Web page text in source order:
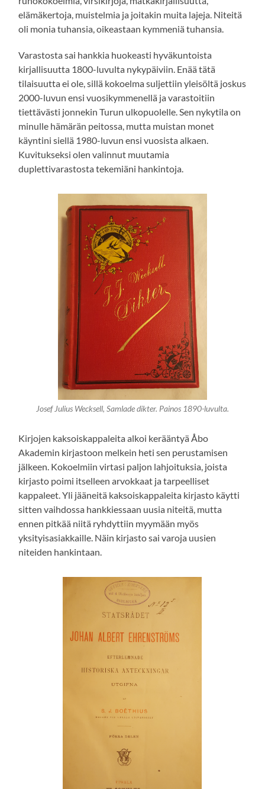
elämäkertoja, muistelmia ja joitakin muita lajeja. Niteitä
oli monia tuhansia, oikeastaan kymmeniä tuhansia.
Varastosta sai hankkia huokeasti hyväkuntoista
kirjallisuutta 1800-luvulta nykypäiviin. Enää tätä
tilaisuutta ei ole, sillä kokoelma suljettiin yleisöltä joskus
2000-luvun ensi vuosikymmenellä ja varastoitiin
tiettävästi jonnekin Turun ulkopuolelle. Sen nykytila on
minulle hämärän peitossa, mutta muistan monet
käyntini siellä 1980-luvun ensi vuosista alkaen.
Kuvitukseksi olen valinnut muutamia
duplettivarastosta tekemiäni hankintoja.
Josef Julius Wecksell, Samlade dikter. Painos 1890-luvulta.
Kirjojen kaksoiskappaleita alkoi kerääntyä Åbo
Akademin kirjastoon melkein heti sen perustamisen
jälkeen. Kokoelmiin virtasi paljon lahjoituksia, joista
kirjasto poimi itselleen arvokkaat ja tarpeelliset
kappaleet. Yli jääneitä kaksoiskappaleita kirjasto käytti
sitten vaihdossa hankkiessaan uusia niteitä, mutta
ennen pitkää niitä ryhdyttiin myymään myös
yksityisasiakkaille. Näin kirjasto sai varoja uusien
niteiden hankintaan.